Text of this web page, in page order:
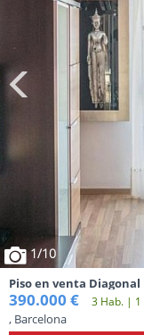
1/10
Piso en venta
390.000 € 3 Hab. |
, Barcelona